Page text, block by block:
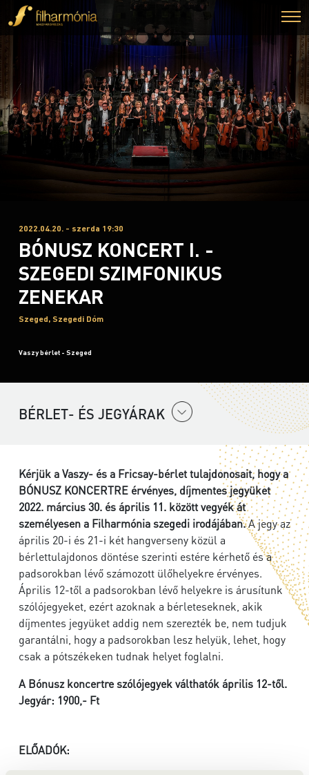
2022.04.20. - szerda 19:30
BÓNUSZ KONCERT I. -
SZEGEDI SZIMFONIKUS
ZENEKAR
Szeged, Szegedi Dóm
Vaszy bérlet - Szeged
BÉRLET- ÉS JEGYÁRAK
Kérjük a Vaszy- és a Fricsay-bérlet tulajdonosait, hogy a
BÓNUSZ KONCERTRE érvényes, díjmentes jegyüket
2022. március 30. és április 11. között vegyék át
személyesen a Filharmónia szegedi irodájában.A jegy az
április 20-i és 21-i két hangverseny közül a
bérlettulajdonos döntése szerinti estére kérhető és a
padsorokban lévő számozott ülőhelyekre érvényes.
Április 12-től a padsorokban lévő helyekre is árusítunk
szólójegyeket, ezért azoknak a bérleteseknek, akik
díjmentes jegyüket addig nem szerezték be, nem tudjuk
garantálni, hogy a padsorokban lesz helyük, lehet, hogy
csak a pótszékeken tudnak helyet foglalni.
A Bónusz koncertre szólójegyek válthatók április 12-től.
Jegyár: 1900,- Ft
ELŐADÓK: